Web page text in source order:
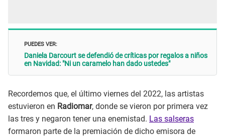
PUEDES VER:
Daniela Darcourt se defendió de críticas por regalos a niños
en Navidad: "Ni un caramelo han dado ustedes"
Recordemos que, el último viernes del 2022, las artistas
estuvieron en Radiomar, donde se vieron por primera vez
las tres y negaron tener una enemistad. Las salseras
formaron parte de la premiación de dicho emisora de